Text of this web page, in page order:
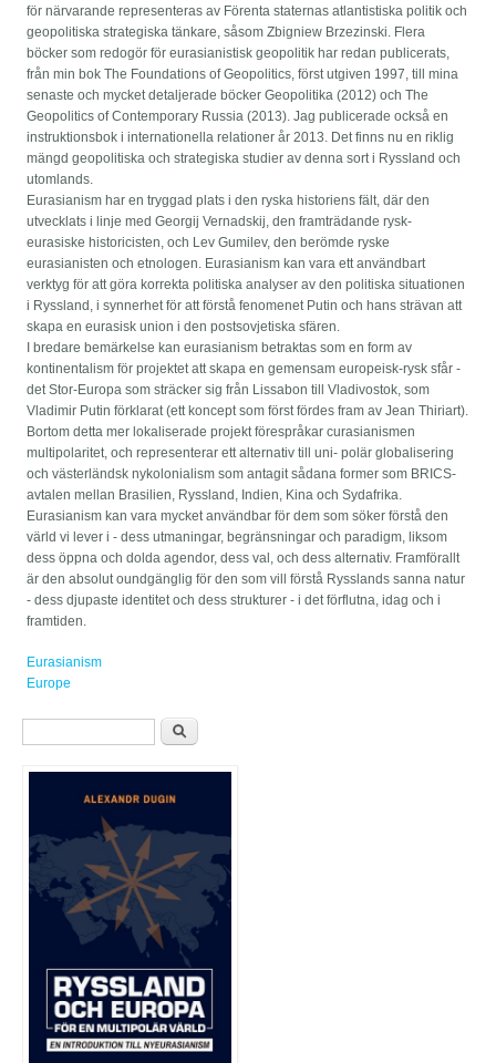
för närvarande representeras av Förenta staternas atlantistiska politik och
geopolitiska strategiska tänkare, såsom Zbigniew Brzezinski. Flera
böcker som redogör för eurasianistisk geopolitik har redan publicerats,
från min bok The Foundations of Geopolitics, först utgiven 1997, till mina
senaste och mycket detaljerade böcker Geopolitika (2012) och The
Geopolitics of Contemporary Russia (2013). Jag publicerade också en
instruktionsbok i internationella relationer år 2013. Det finns nu en riklig
mängd geopolitiska och strategiska studier av denna sort i Ryssland och
utomlands.
Eurasianism har en tryggad plats i den ryska historiens fält, där den
utvecklats i linje med Georgij Vernadskij, den framträdande rysk-
eurasiske historicisten, och Lev Gumilev, den berömde ryske
eurasianisten och etnologen. Eurasianism kan vara ett användbart
verktyg för att göra korrekta politiska analyser av den politiska situationen
i Ryssland, i synnerhet för att förstå fenomenet Putin och hans strävan att
skapa en eurasisk union i den postsovjetiska sfären.
I bredare bemärkelse kan eurasianism betraktas som en form av
kontinentalism för projektet att skapa en gemensam europeisk-rysk sfår -
det Stor-Europa som sträcker sig från Lissabon till Vladivostok, som
Vladimir Putin förklarat (ett koncept som först fördes fram av Jean Thiriart).
Bortom detta mer lokaliserade projekt förespråkar curasianismen
multipolaritet, och representerar ett alternativ till uni- polär globalisering
och västerländsk nykolonialism som antagit sådana former som BRICS-
avtalen mellan Brasilien, Ryssland, Indien, Kina och Sydafrika.
Eurasianism kan vara mycket användbar för dem som söker förstå den
värld vi lever i - dess utmaningar, begränsningar och paradigm, liksom
dess öppna och dolda agendor, dess val, och dess alternativ. Framförallt
är den absolut oundgänglig för den som vill förstå Rysslands sanna natur
- dess djupaste identitet och dess strukturer - i det förflutna, idag och i
framtiden.
Eurasianism
Europe